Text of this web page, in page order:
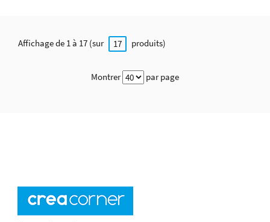
Affichage de 1 à 17 (sur 17 produits)
Montrer par page